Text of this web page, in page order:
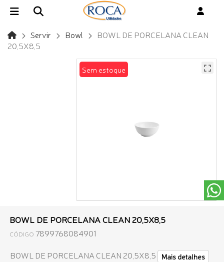
Servir Bowl
BOWL DE PORCELANA CLEAN
20,5X8,5
Sem estoque
BOWL DE PORCELANA CLEAN 20,5X8,5
CÓDIGO 7899768084901
BOWL DE PORCELANA CLEAN 20,5X8,5
Mais detalhes